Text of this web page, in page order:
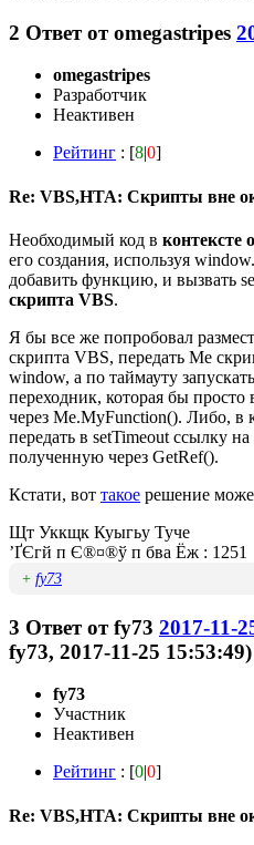
2 Ответ отomegastripes
omegastripes
Разработчик
Неактивен
Рейтинг : [8|0]
Re: VBS,HTA: Скрипты вне
Необходимый код в контексте
его создания, используя
добавить функцию, и вызвать
скрипта VBS.
Я бы все же попробовал
скрипта VBS, передать Me
window, а по таймауту
переходник, которая бы
через Me.MyFunction(). Либо, в
передать в setTimeout ссылку
полученную через GetRef().
Кстати, вот такое решение
Щт Уккщк Куыгьу Туче
’ҐЄгй п Є®¤®ў п бва Ёж : 1251
+ fy73
3 Ответ отfy73 2017-11-
fy73, 2017-11-25 15:53:49)
fy73
Участник
Неактивен
Рейтинг : [0|0]
Re: VBS,HTA: Скрипты вне